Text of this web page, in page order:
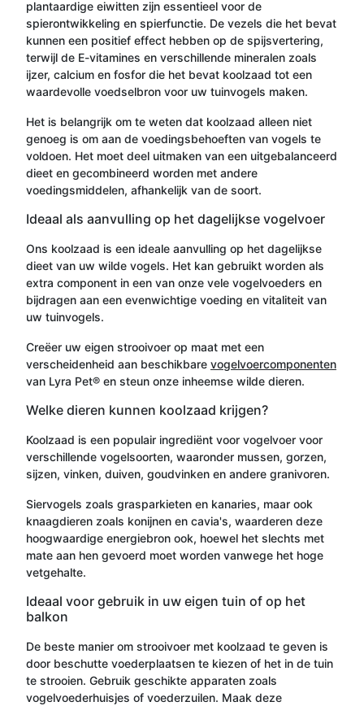
plantaardige eiwitten zijn essentieel voor de
spierontwikkeling en spierfunctie. De vezels die het bevat
kunnen een positief effect hebben op de spijsvertering,
terwijl de E-vitamines en verschillende mineralen zoals
ijzer, calcium en fosfor die het bevat koolzaad tot een
waardevolle voedselbron voor uw tuinvogels maken.
Het is belangrijk om te weten dat koolzaad alleen niet
genoeg is om aan de voedingsbehoeften van vogels te
voldoen. Het moet deel uitmaken van een uitgebalanceerd
dieet en gecombineerd worden met andere
voedingsmiddelen, afhankelijk van de soort.
Ideaal als aanvulling op het dagelijkse vogelvoer
Ons koolzaad is een ideale aanvulling op het dagelijkse
dieet van uw wilde vogels. Het kan gebruikt worden als
extra component in een van onze vele vogelvoeders en
bijdragen aan een evenwichtige voeding en vitaliteit van
uw tuinvogels.
Creëer uw eigen strooivoer op maat met een
verscheidenheid aan beschikbare vogelvoercomponenten
van Lyra Pet® en steun onze inheemse wilde dieren.
Welke dieren kunnen koolzaad krijgen?
Koolzaad is een populair ingrediënt voor vogelvoer voor
verschillende vogelsoorten, waaronder mussen, gorzen,
sijzen, vinken, duiven, goudvinken en andere granivoren.
Siervogels zoals grasparkieten en kanaries, maar ook
knaagdieren zoals konijnen en cavia's, waarderen deze
hoogwaardige energiebron ook, hoewel het slechts met
mate aan hen gevoerd moet worden vanwege het hoge
vetgehalte.
Ideaal voor gebruik in uw eigen tuin of op het
balkon
De beste manier om strooivoer met koolzaad te geven is
door beschutte voederplaatsen te kiezen of het in de tuin
te strooien. Gebruik geschikte apparaten zoals
vogelvoederhuisjes of voederzuilen. Maak deze